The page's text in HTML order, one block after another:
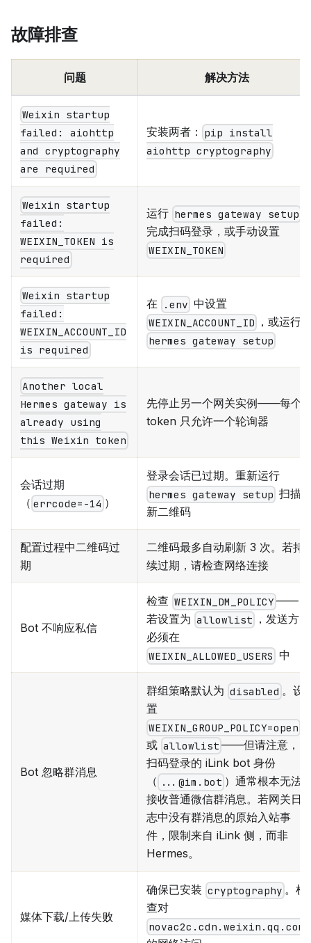
故障排查
问题 解决方法
Weixin startup
failed: aiohttp
and cryptography
are required
安装两者： pip install
aiohttp cryptography
Weixin startup
failed:
WEIXIN_TOKEN is
required
运行 hermes gateway setup
完成扫码登录，或手动设置
WEIXIN_TOKEN
Weixin startup
failed:
WEIXIN_ACCOUNT_ID
is required
在 .env 中设置
WEIXIN_ACCOUNT_ID ，或运行
hermes gateway setup
Another local
Hermes gateway is
already using
this Weixin token
先停止另一个网关实例——每个
token 只允许一个轮询器
会话过期
（ errcode=-14 ）
登录会话已过期。重新运行
hermes gateway setup 扫描
新二维码
配置过程中二维码过
期
二维码最多自动刷新 3 次。若持
续过期，请检查网络连接
Bot 不响应私信
检查 WEIXIN_DM_POLICY ——
若设置为 allowlist ，发送方
必须在
WEIXIN_ALLOWED_USERS 中
Bot 忽略群消息
群组策略默认为 disabled 。设
置
WEIXIN_GROUP_POLICY=open
或 allowlist ——但请注意，
扫码登录的 iLink bot 身份
（ ...@im.bot ）通常根本无法
接收普通微信群消息。若网关日
志中没有群消息的原始入站事
件，限制来自 iLink 侧，而非
Hermes。
媒体下载/上传失败
确保已安装 cryptography 。检
查对
novac2c.cdn.weixin.qq.com